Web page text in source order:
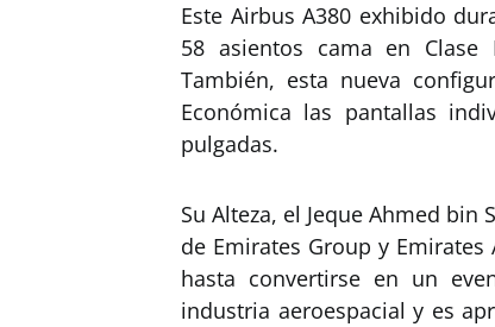
Este Airbus A380 exhibido
58 asientos cama en Clase
También, esta nueva
Económica las pantallas
pulgadas.
Su Alteza, el Jeque Ahmed
de Emirates Group y
hasta convertirse en un
industria aeroespacial y es